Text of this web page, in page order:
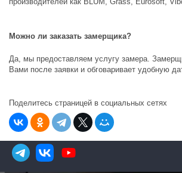
Можно ли заказать замерщика?
Да, мы предоставляем услугу замера.
Вами после заявки и обговаривает удобную
Поделитесь страницей в социальных сетях